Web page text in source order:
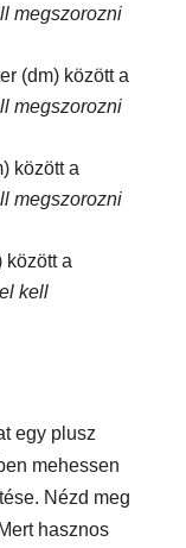
megszorozni
(dm) között a
megszorozni
között a
megszorozni
között a
kell
egy plusz
mehessen
Nézd meg
hasznos